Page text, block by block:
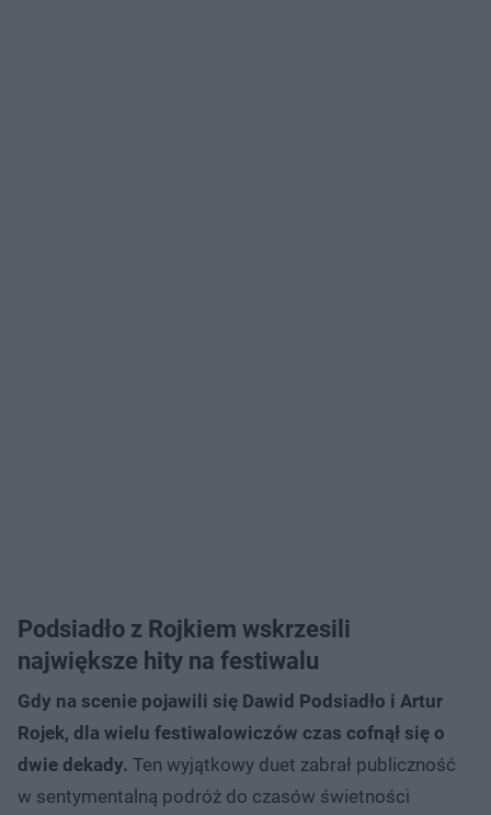
Podsiadło z Rojkiem wskrzesili
największe hity na festiwalu
Gdy na scenie pojawili się Dawid Podsiadło i Artur
Rojek, dla wielu festiwalowiczów czas cofnął się o
dwie dekady. Ten wyjątkowy duet zabrał publiczność
w sentymentalną podróż do czasów świetności